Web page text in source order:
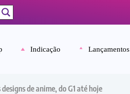
Indicação Lançamentos
de anime, do G1 até hoje